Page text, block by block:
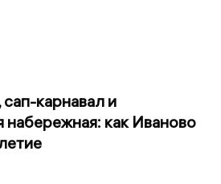
карнавал и
набережная: как Иваново